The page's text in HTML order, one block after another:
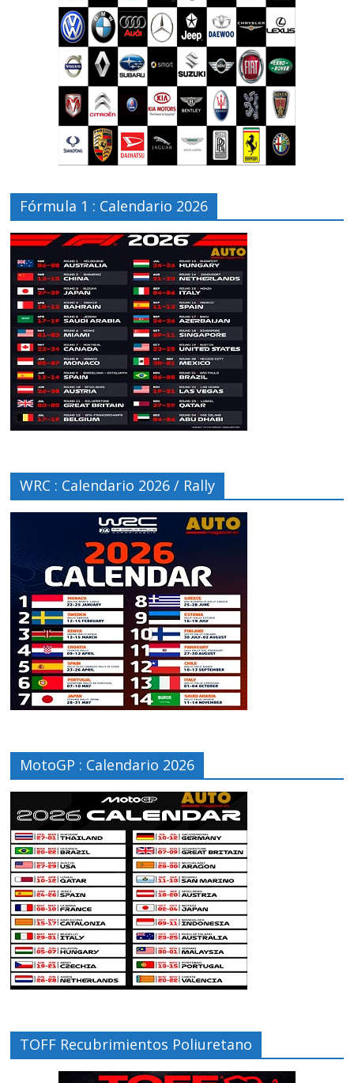
Fórmula 1 : Calendario 2026
WRC : Calendario 2026 / Rally
MotoGP : Calendario 2026
TOFF Recubrimientos Poliuretano